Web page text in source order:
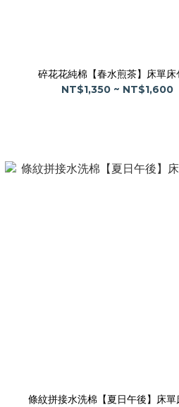
碎花花純棉【春水煎茶】床單床
NT$1,350 ~ NT$1,600
條紋拼接水洗棉【夏日午後】床單